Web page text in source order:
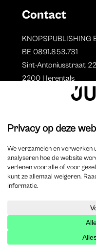
Contact
KNOPSPUBLISHING
BE 0891.853.731
Sint-Antoniusstraat 22
2200 Herentals
Auteurs
Overzicht auteurs
Auteur worden?
2025 Jubel –
Cookieverklaring